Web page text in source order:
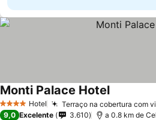
4 EstrelasHotel Terraço na cobertura com
Monti Palace Hotel
9,0 Excelente 3.610 a 0.8 km de